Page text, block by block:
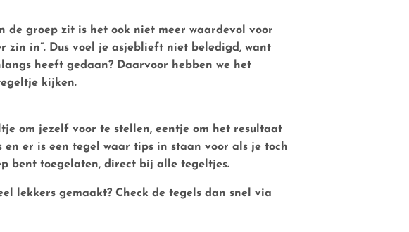
de groep zit is het ook niet meer waardevol voor
zin in”. Dus voel je asjeblieft niet beledigd, want
heeft gedaan? Daarvoor hebben we het
kijken.
om jezelf voor te stellen, eentje om het resultaat
en er is een tegel waar tips in staan voor als je toch
bent toegelaten, direct bij alle tegeltjes.
lekkers gemaakt? Check de tegels dan snel via